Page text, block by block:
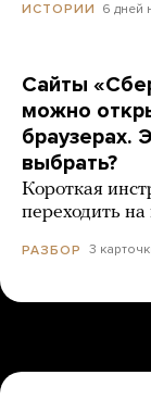
ИСТОРИИ 6 дней
Сайты
можно
браузерах.
выбрать?
Короткая
переходить
РАЗБОР 3